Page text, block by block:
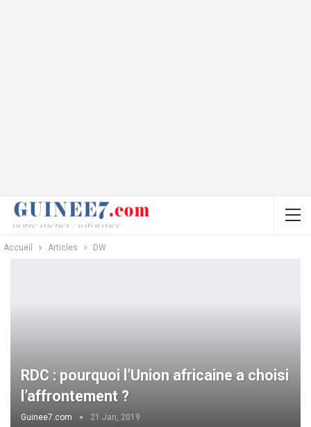
Accueil Articles DW
RDC : pourquoi l’Union africaine a choisi
l’affrontement ?
Guinee7.com 21 Jan, 2019